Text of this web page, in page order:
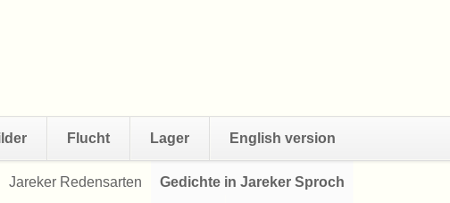
Flucht Lager English version
Jareker Redensarten Gedichte in Jareker Sproch